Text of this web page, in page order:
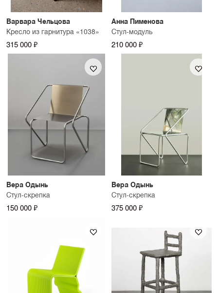
Варвара Чельцова
Кресло из гарнитура «1038»
315 000 ₽
Анна Пименова
Стул-модуль
210 000 ₽
Вера Одынь
Стул-скрепка
150 000 ₽
Вера Одынь
Стул-скрепка
375 000 ₽